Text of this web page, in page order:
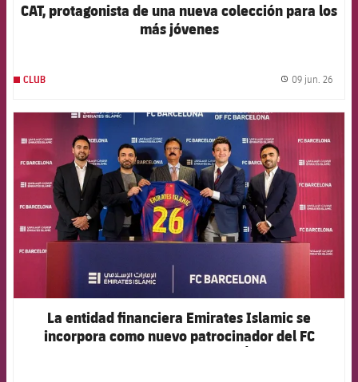
CAT, protagonista de una nueva colección para los
más jóvenes
CLUB 09 jun. 26
FCB Barcelona badge
La entidad financiera Emirates Islamic se
incorpora como nuevo patrocinador del FC